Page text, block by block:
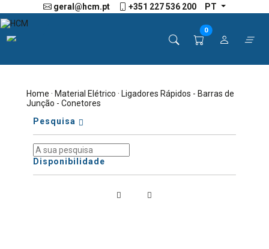
geral@hcm.pt +351 227 536 200 PT
0
Home ·Material Elétrico · Ligadores Rápidos - Barras de
Junção - Conetores
Pesquisa
Disponibilidade